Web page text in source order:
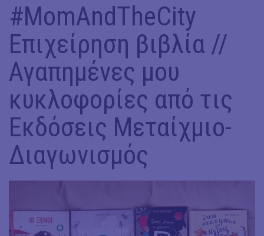
#ΜomAndTheCity
Επιχείρηση βιβλία //
Αγαπημένες μου
κυκλοφορίες από τις
Εκδόσεις Μεταίχμιο-
Διαγωνισμός